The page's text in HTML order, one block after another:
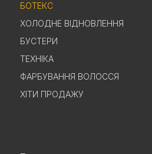
БОТЕКС
ХОЛОДНЕ ВІДНОВЛЕННЯ
БУСТЕРИ
ТЕХНІКА
ФАРБУВАННЯ ВОЛОССЯ
ХІТИ ПРОДАЖУ